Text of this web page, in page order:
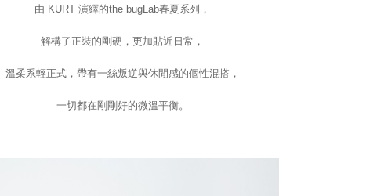
由 KURT 演繹的the bugLab春夏系列，
解構了正裝的剛硬，更加貼近日常，
溫柔系輕正式，帶有一絲叛逆與休閒感的個性混搭，
一切都在剛剛好的微溫平衡。